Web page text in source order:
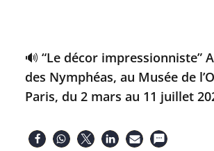
🔊 “Le décor impressionniste”
des Nymphéas, au Musée de
Paris, du 2 mars au 11 juillet